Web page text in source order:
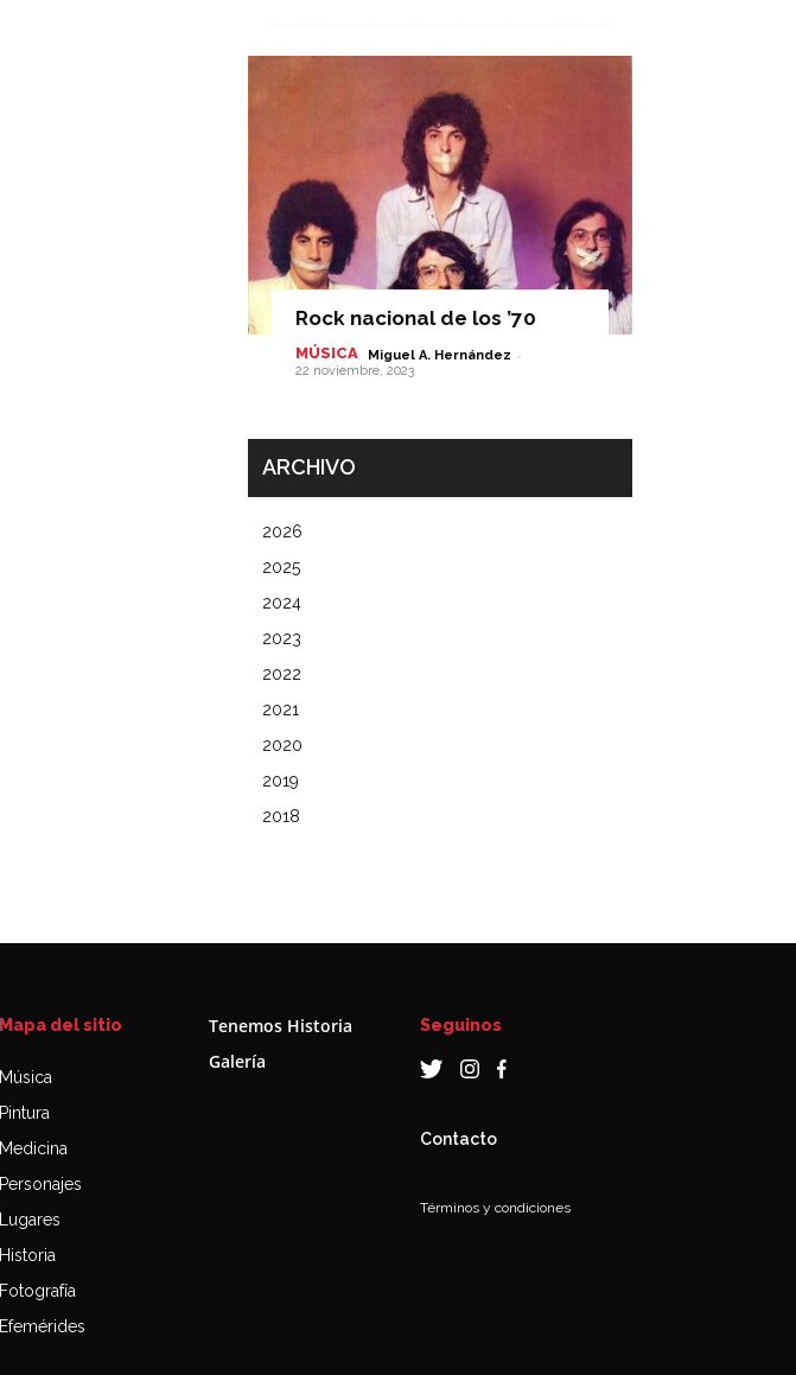
Rock nacional de los ’70
MÚSICA Miguel A. Hernández -
22 noviembre, 2023
ARCHIVO
2026
2025
2024
2023
2022
2021
2020
2019
2018
Mapa del sitio
Música
Pintura
Medicina
Personajes
Lugares
Historia
Fotografía
Efemérides
Tenemos Historia
Galería
Seguinos
Contacto
Términos y condiciones